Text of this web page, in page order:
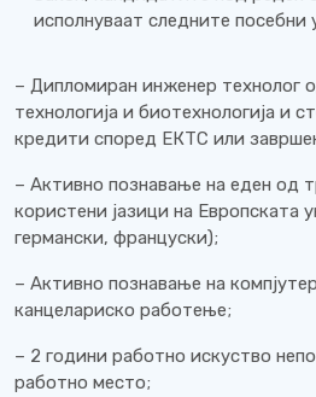
исполнуваат следните посебни
– Дипломиран инженер технолог
технологија и биотехнологија и
кредити според ЕКТС или
– Активно познавање на еден од
користени јазици на Европската
германски, француски);
– Активно познавање на
канцелариско работење;
– 2 години работно искуство
работно место;